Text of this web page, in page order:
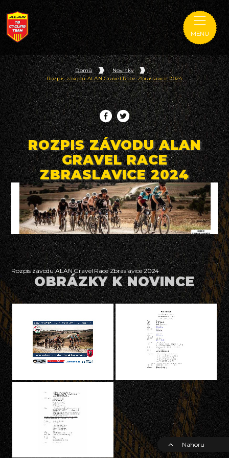
MENU
Domů
Novinky
Rozpis závodu ALAN Gravel Race Zbraslavice 2024
ROZPIS ZÁVODU ALAN
GRAVEL RACE
ZBRASLAVICE 2024
Rozpis závodu ALAN Gravel Race Zbraslavice 2024
OBRÁZKY K NOVINCE
Nahoru